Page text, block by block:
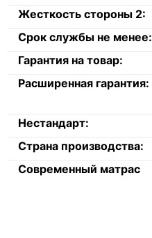
Жесткость стороны 2:
Срок службы не менее:
Гарантия на товар:
Расширенная гарантия:
Нестандарт:
Страна производства:
Современный матрас